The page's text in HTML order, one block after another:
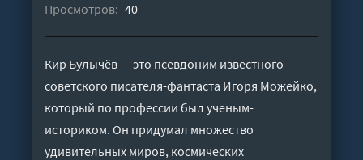
Просмотров: 40
Кир Булычёв — это псевдоним известного
советского писателя-фантаста Игоря Можейко,
который по профессии был ученым-
историком. Он придумал множество
удивительных миров, космических